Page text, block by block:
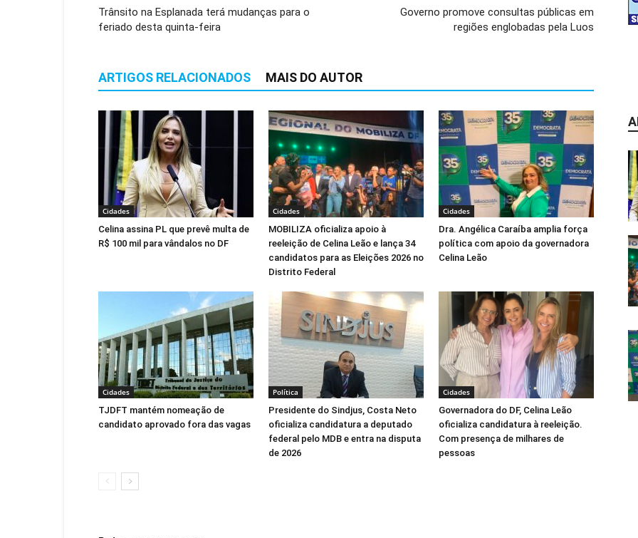
Trânsito na Esplanada terá mudanças para o
feriado desta quinta-feira
Governo promove consultas públicas em
regiões englobadas pela Luos
ARTIGOS RELACIONADOS MAIS DO AUTOR
Cidades
Celina assina PL que prevê multa de
R$ 100 mil para vândalos no DF
Cidades
MOBILIZA oficializa apoio à
reeleição de Celina Leão e lança 34
candidatos para as Eleições 2026 no
Distrito Federal
Cidades
Dra. Angélica Caraíba amplia força
política com apoio da governadora
Celina Leão
Cidades
TJDFT mantém nomeação de
candidato aprovado fora das vagas
Política
Presidente do Sindjus, Costa Neto
oficializa candidatura a deputado
federal pelo MDB e entra na disputa
de 2026
Cidades
Governadora do DF, Celina Leão
oficializa candidatura à reeleição.
Com presença de milhares de
pessoas